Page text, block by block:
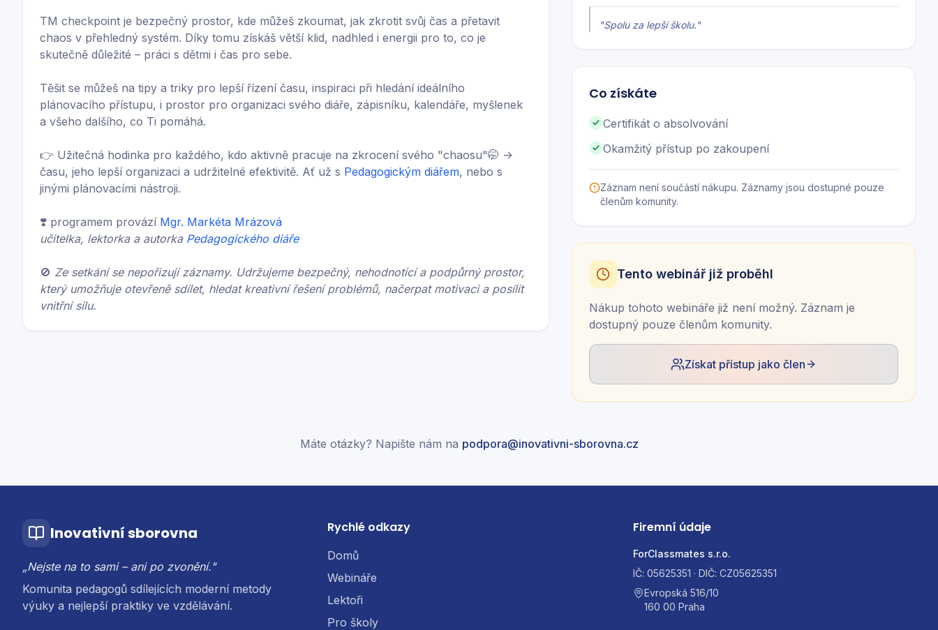
TM checkpoint je bezpečný prostor, kde můžeš zkoumat, jak zkrotit svůj čas a přetavit
chaos v přehledný systém. Díky tomu získáš větší klid, nadhled i energii pro to, co je
skutečně důležité – práci s dětmi i čas pro sebe.
Těšit se můžeš na tipy a triky pro lepší řízení času, inspiraci při hledání ideálního
plánovacího přístupu, i prostor pro organizaci svého diáře, zápisníku, kalendáře, myšlenek
a všeho dalšího, co Ti pomáhá.
👉 Užitečná hodinka pro každého, kdo aktivně pracuje na zkrocení svého "chaosu"🤭 ->
času, jeho lepší organizaci a udržitelné efektivitě. Ať už s Pedagogickým diářem, nebo s
jinými plánovacími nástroji.
❣️ programem provází Mgr. Markéta Mrázová
učitelka, lektorka a autorka Pedagogického diáře
🚫 Ze setkání se nepořizují záznamy. Udržujeme bezpečný, nehodnotící a podpůrný prostor,
který umožňuje otevřeně sdílet, hledat kreativní řešení problémů, načerpat motivaci a posílit
vnitřní sílu.
"Spolu za lepší školu."
Co získáte
Certifikát o absolvování
Okamžitý přístup po zakoupení
Záznam není součástí nákupu. Záznamy jsou dostupné pouze
členům komunity.
Tento webinář již proběhl
Nákup tohoto webináře již není možný. Záznam je
dostupný pouze členům komunity.
Získat přístup jako člen
Máte otázky? Napište nám na podpora@inovativni-sborovna.cz
Inovativní sborovna
„Nejste na to sami – ani po zvonění."
Komunita pedagogů sdílejících moderní metody
výuky a nejlepší praktiky ve vzdělávání.
Rychlé odkazy
Domů
Webináře
Lektoři
Pro školy
Firemní údaje
ForClassmates s.r.o.
IČ: 05625351 · DIČ: CZ05625351
Evropská 516/10
160 00 Praha